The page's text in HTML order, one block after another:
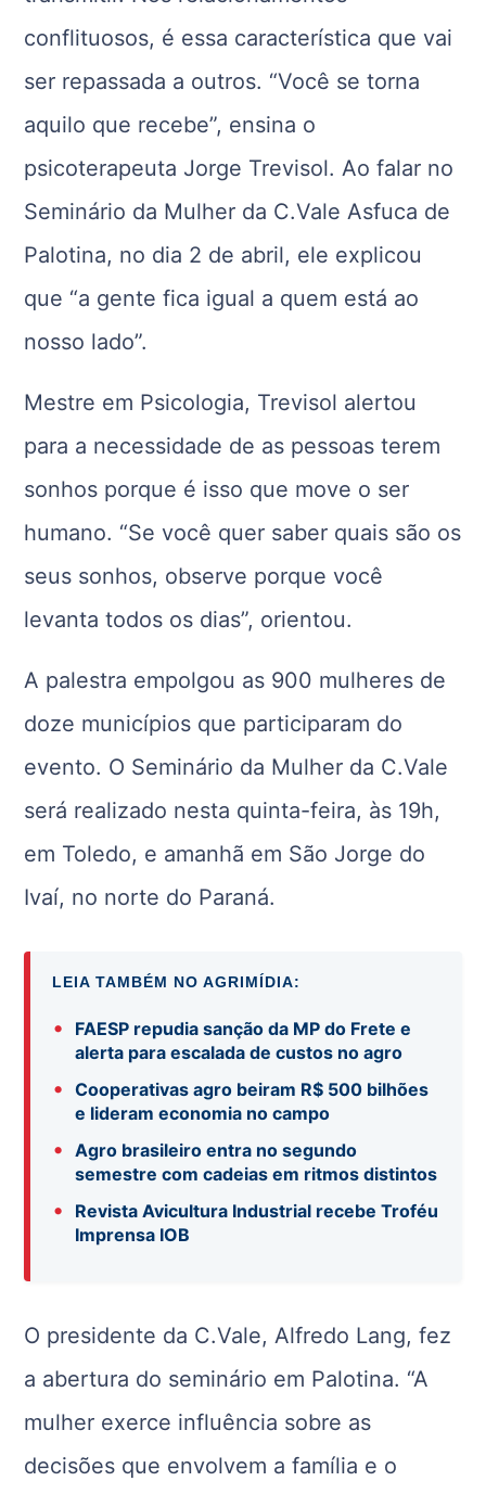
conflituosos, é essa característica que vai
ser repassada a outros. “Você se torna
aquilo que recebe”, ensina o
psicoterapeuta Jorge Trevisol. Ao falar no
Seminário da Mulher da C.Vale Asfuca de
Palotina, no dia 2 de abril, ele explicou
que “a gente fica igual a quem está ao
nosso lado”.
Mestre em Psicologia, Trevisol alertou
para a necessidade de as pessoas terem
sonhos porque é isso que move o ser
humano. “Se você quer saber quais são os
seus sonhos, observe porque você
levanta todos os dias”, orientou.
A palestra empolgou as 900 mulheres de
doze municípios que participaram do
evento. O Seminário da Mulher da C.Vale
será realizado nesta quinta-feira, às 19h,
em Toledo, e amanhã em São Jorge do
Ivaí, no norte do Paraná.
LEIA TAMBÉM NO AGRIMÍDIA:
•
FAESP repudia sanção da MP do Frete e
alerta para escalada de custos no agro
•
Cooperativas agro beiram R$ 500 bilhões
e lideram economia no campo
•
Agro brasileiro entra no segundo
semestre com cadeias em ritmos distintos
•
Revista Avicultura Industrial recebe Troféu
Imprensa IOB
O presidente da C.Vale, Alfredo Lang, fez
a abertura do seminário em Palotina. “A
mulher exerce influência sobre as
decisões que envolvem a família e o